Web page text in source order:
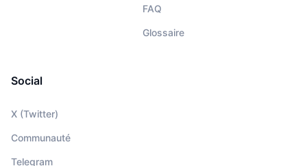
FAQ
Glossaire
Social
X (Twitter)
Communauté
Telegram